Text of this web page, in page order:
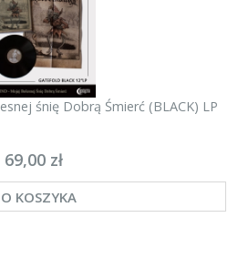
śnię Dobrą Śmierć (BLACK) LP
69,00 zł
KOSZYKA